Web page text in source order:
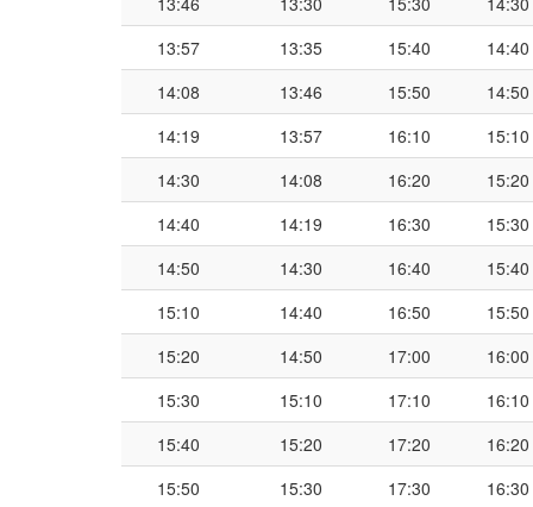
13:57
13:35 15:40
14:40
14:08
13:46 15:50
14:50
14:19
13:57 16:10
15:10
14:30
14:08 16:20
15:20
14:40
14:19 16:30
15:30
14:50
14:30 16:40
15:40
15:10
14:40 16:50
15:50
15:20
14:50 17:00
16:00
15:30
15:10 17:10
16:10
15:40
15:20 17:20
16:20
15:50
15:30 17:30
16:30